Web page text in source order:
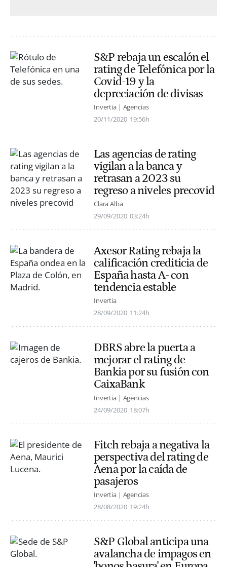
S&P rebaja un escalón el
rating de Telefónica por la
Covid-19 y la
depreciación de divisas
Invertia | Agencias
20/11/2020 19:56h
Las agencias de rating
vigilan a la banca y
retrasan a 2023 su
regreso a niveles precovid
Clara Alba
29/09/2020 03:24h
Axesor Rating rebaja la
calificación crediticia de
España hasta A- con
tendencia estable
Invertia
28/09/2020 11:24h
DBRS abre la puerta a
mejorar el rating de
Bankia por su fusión con
CaixaBank
Invertia | Agencias
24/09/2020 18:07h
Fitch rebaja a negativa la
perspectiva del rating de
Aena por la caída de
pasajeros
Invertia | Agencias
28/08/2020 19:24h
S&P Global anticipa una
avalancha de impagos en